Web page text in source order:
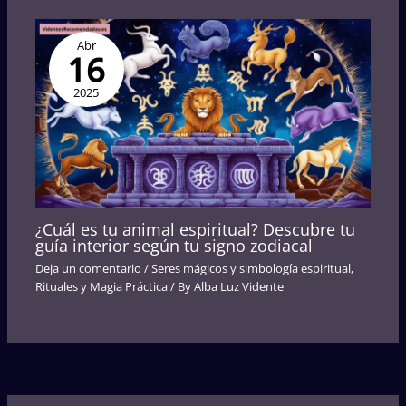
Abr
16
2025
¿Cuál es tu animal espiritual? Descubre tu
guía interior según tu signo zodiacal
Deja un comentario /Seres mágicos y simbología espiritual,
Rituales y Magia Práctica/ ByAlba Luz Vidente